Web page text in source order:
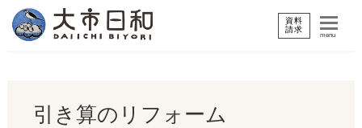
資料
請求
menu
引き算のリフォーム